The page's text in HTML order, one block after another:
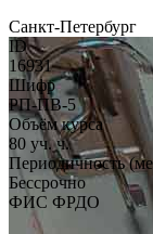
Санкт-Петербург
ID
16931
Шифр
РП-ПВ-5
Объём курса
80 уч. ч.
Периодичность
Бессрочно
ФИС ФРДО